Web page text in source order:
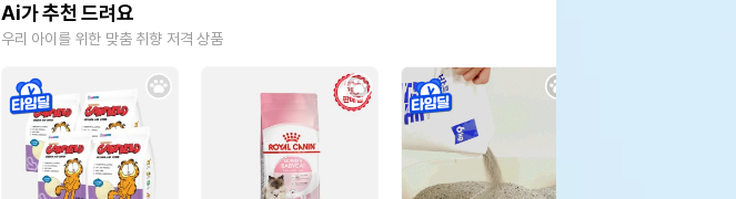
Ai가 추천 드려요
우리 아이를 위한 맞춤 취향 저격 상품